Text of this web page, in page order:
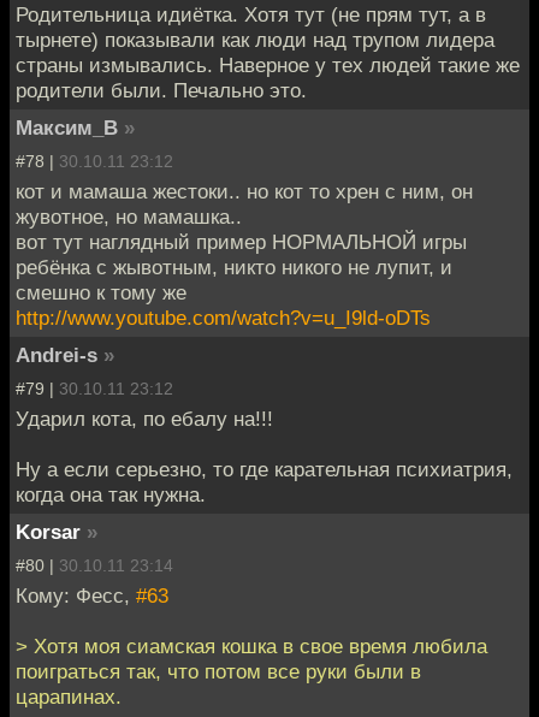
Родительница идиётка. Хотя тут (не прям тут, а в
тырнете) показывали как люди над трупом лидера
страны измывались. Наверное у тех людей такие же
родители были. Печально это.
Максим_В »
#78 | 30.10.11 23:12
кот и мамаша жестоки.. но кот то хрен с ним, он
жувотное, но мамашка..
вот тут наглядный пример НОРМАЛЬНОЙ игры
ребёнка с жывотным, никто никого не лупит, и
смешно к тому же
http://www.youtube.com/watch?v=u_I9ld-oDTs
Andrei-s »
#79 | 30.10.11 23:12
Ударил кота, по ебалу на!!!
Ну а если серьезно, то где карательная психиатрия,
когда она так нужна.
Korsar »
#80 | 30.10.11 23:14
Кому: Фесс, #63
> Хотя моя сиамская кошка в свое время любила
поиграться так, что потом все руки были в
царапинах.